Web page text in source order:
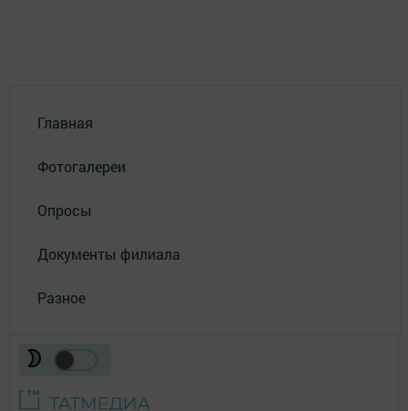
Главная
Фотогалереи
Опросы
Документы филиала
Разное